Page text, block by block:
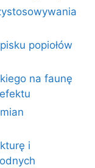
popiołów
na faunę
i